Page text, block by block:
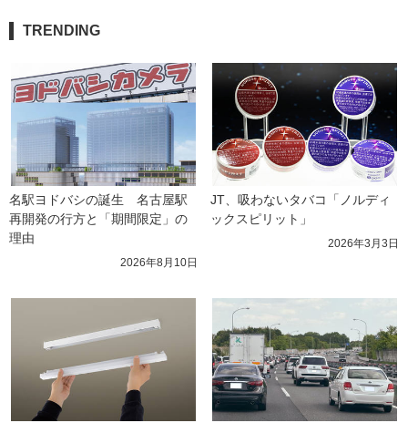
TRENDING
名駅ヨドバシの誕生　名古屋駅
再開発の行方と「期間限定」の
理由
2026年8月10日
JT、吸わないタバコ「ノルディ
ックスピリット」
2026年3月3日